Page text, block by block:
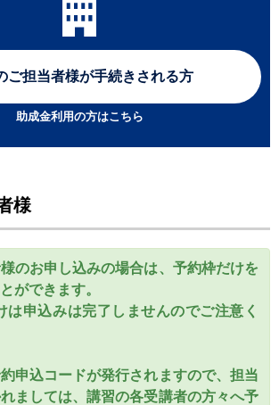
ご担当者様が手続きされる方
助成金利用の方はこちら
様
のお申し込みの場合は、予約枠だけを
ができます。
は申込みは完了しませんのでご注意く
申込コードが発行されますので、担当
ましては、講習の各受講者の方々へ予